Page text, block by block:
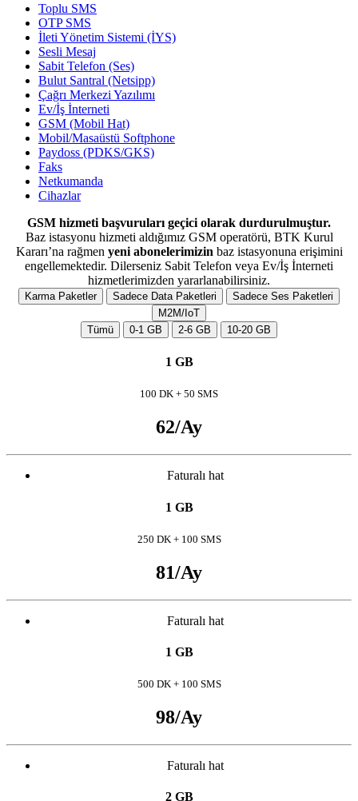
Toplu SMS
OTP SMS
İleti Yönetim Sistemi (İYS)
Sesli Mesaj
Sabit Telefon (Ses)
Bulut Santral (Netsipp)
Çağrı Merkezi Yazılımı
Ev/İş İnterneti
GSM (Mobil Hat)
Mobil/Masaüstü Softphone
Paydoss (PDKS/GKS)
Faks
Netkumanda
Cihazlar
GSM hizmeti başvuruları geçici olarak durdurulmuştur.
Baz istasyonu hizmeti aldığımız GSM operatörü, BTK Kurul
Kararı’na rağmen yeni abonelerimizin baz istasyonuna erişimini
engellemektedir. Dilerseniz Sabit Telefon veya Ev/İş İnterneti
hizmetlerimizden yararlanabilirsiniz.
Karma Paketler Sadece Data Paketleri
Sadece Ses Paketleri
M2M/ IoT
Tümü
0-1 GB 2-6 GB 10-20 GB
1 GB
100 DK + 50 SMS
62/Ay
Faturalı hat
1 GB
250 DK + 100 SMS
81/Ay
Faturalı hat
1 GB
500 DK + 100 SMS
98/Ay
Faturalı hat
2 GB